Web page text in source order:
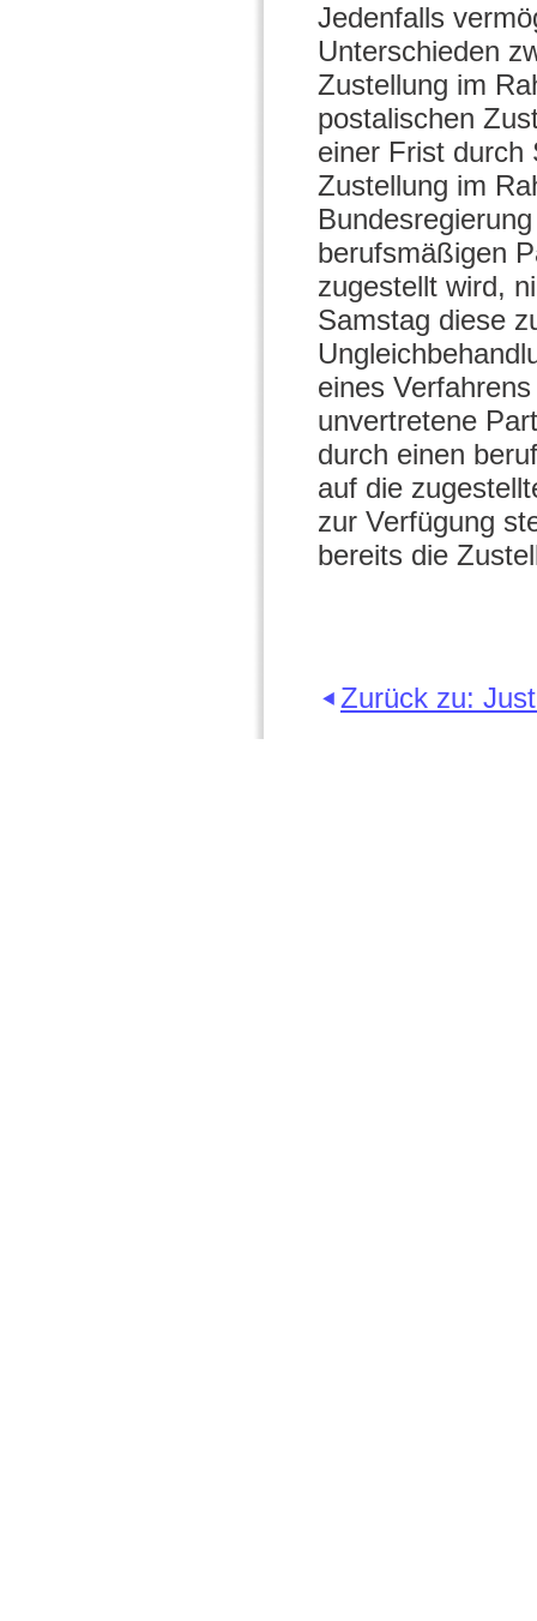
Jedenfalls
Unterschieden
Zustellung im
postalischen
einer Frist durch
Zustellung im
berufsmäßigen
zugestellt wird,
Samstag diese
eines
unvertretene
durch einen
auf die
zur Verfügung
bereits die
Zurück zu: